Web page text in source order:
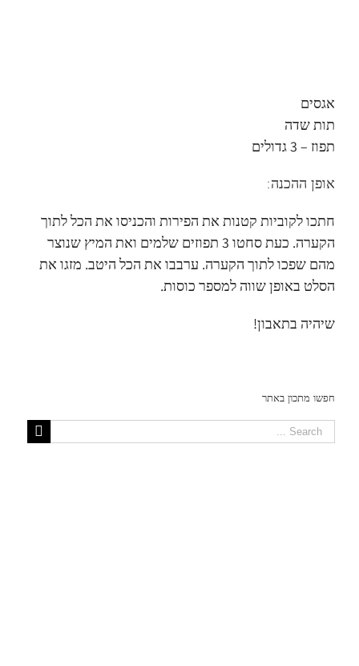
אגסים
תות שדה
תפוז – 3 גדולים
אופן ההכנה:
חתכו לקוביות קטנות את הפירות והכניסו את הכל לתוך
הקערה. כעת סחטו 3 תפוזים שלמים ואת המיץ שנוצר
מהם שפכו לתוך הקערה. ערבבו את הכל היטב. מזגו את
הסלט באופן שווה למספר כוסות.
שיהיה בתאבון!
חפשו מתכון באתר